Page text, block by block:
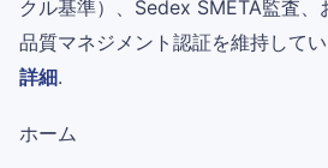
クル基準）、Sedex SMETA監査
品質マネジメント認証を維持して
詳細.
ホーム